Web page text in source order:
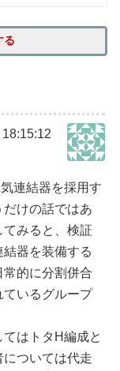
る
連結器を採用す
けの話ではあ
てみると、検証
器を装備する
的に分割併合
ているグループ
はトタH編成と
ついては代走